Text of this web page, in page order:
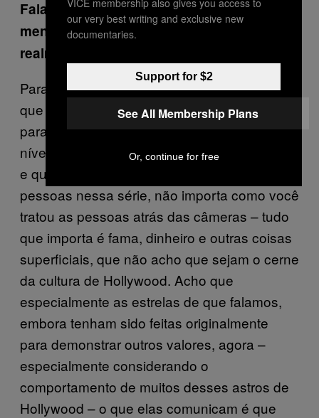
Falando realisticamente, que tipo de
mensagem homenagear esses nomes
realmente manda?
Para mim, isso diz que tudo que importa é
que você fez uma certa quantia de dinheiro
para um estúdio, ou que atingiu um certo
nível de fama, ou fez uma série de sucesso,
e que não importa como você tratou as
pessoas nessa série, não importa como você
tratou as pessoas atrás das câmeras – tudo
que importa é fama, dinheiro e outras coisas
superficiais, que não acho que sejam o cerne
da cultura de Hollywood. Acho que
especialmente as estrelas de que falamos,
embora tenham sido feitas originalmente
para demonstrar outros valores, agora –
especialmente considerando o
comportamento de muitos desses astros de
Hollywood – o que elas comunicam é que
our very best writing and exclusive new
documentaries.
Support for $2
See All Membership Plans
Or, continue for free